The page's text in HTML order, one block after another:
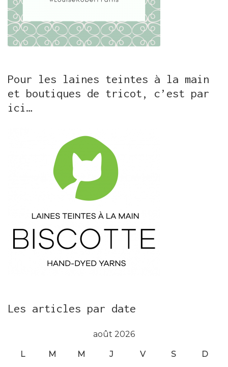
Pour les laines teintes à la main
et boutiques de tricot, c’est par
ici…
Les articles par date
août 2026
L M M J V S
D